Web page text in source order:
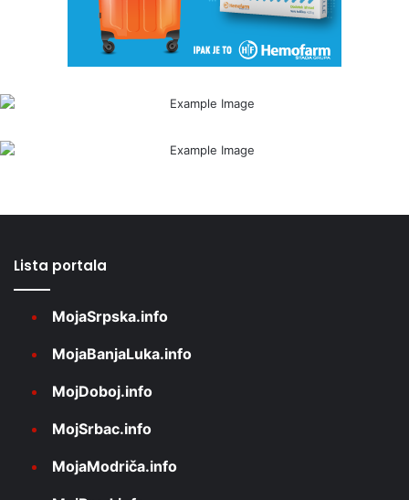
Lista portala
MojaSrpska.info
MojaBanjaLuka.info
MojDoboj.info
MojSrbac.info
MojaModriča.info